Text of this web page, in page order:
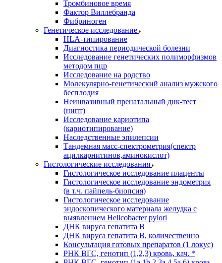
Тромбиновое время
Фактор Виллебранда
Фибриноген
Генетическое исследование
HLA-типирование
Диагностика периодической болезни
Исследование генетических полиморфизмов
методом пцр
Исследование на родство
Молекулярно-генетический анализ мужского
бесплодия
Неинвазивный пренатальный днк-тест
(нипт)
Исследование кариотипа
(кариотипирование)
Наследственные эпилепсии
Тандемная масс-спектрометрия(спектр
ацилкарнитинов,аминокислот)
Гистологические исследования
Гистологическое исследование плаценты
Гистологическое исследование эндометрия
(в т.ч. пайпель-биопсия)
Гистологическое исследование
эндоскопического материала желудка с
выявлением Helicobacter pylori
ДНК вируса гепатита B
ДНК вируса гепатита B, количественно
Консультация готовых препаратов (1 локус)
РНК ВГC, генотип (1,2,3) кровь, кач. *